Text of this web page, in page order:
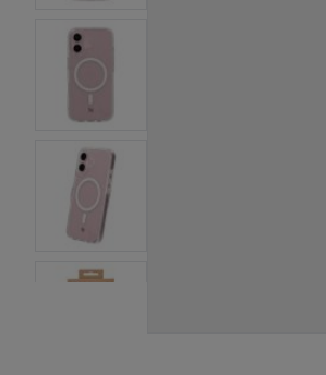
View larger image
View larger image
View larger image